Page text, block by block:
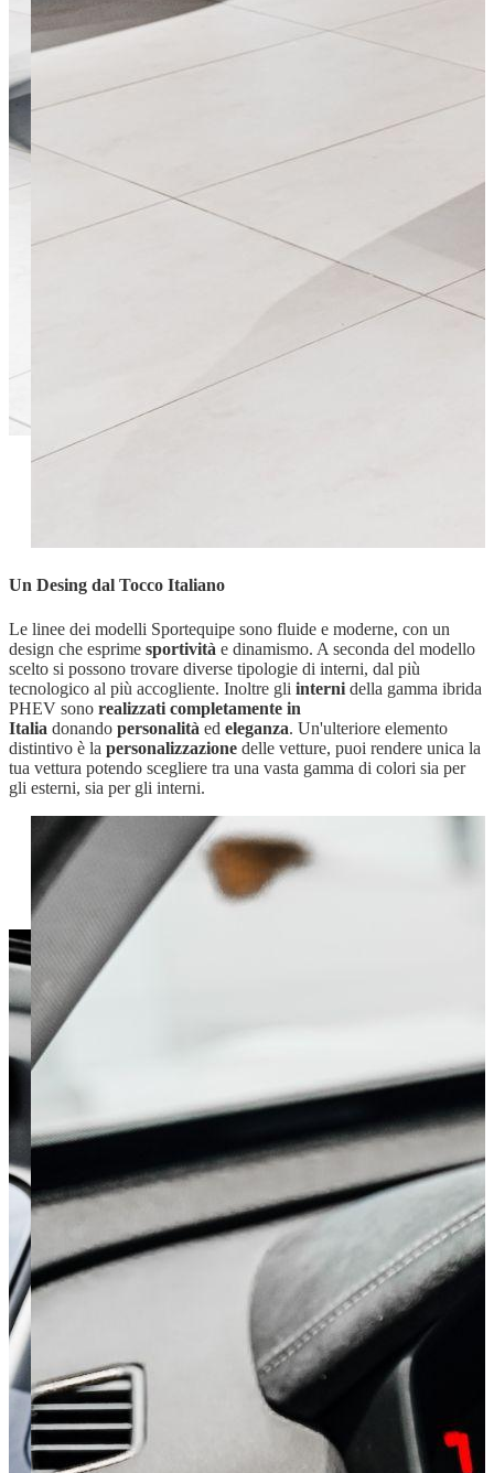
Un Desing dal Tocco Italiano
Le linee dei modelli Sportequipe sono fluide e moderne, con un
design che esprime sportività e dinamismo. A seconda del modello
scelto si possono trovare diverse tipologie di interni, dal più
tecnologico al più accogliente. Inoltre gli interni della gamma ibrida
PHEV sono realizzati completamente in
Italia donando personalità ed eleganza. Un'ulteriore elemento
distintivo è la personalizzazione delle vetture, puoi rendere unica la
tua vettura potendo scegliere tra una vasta gamma di colori sia per
gli esterni, sia per gli interni.